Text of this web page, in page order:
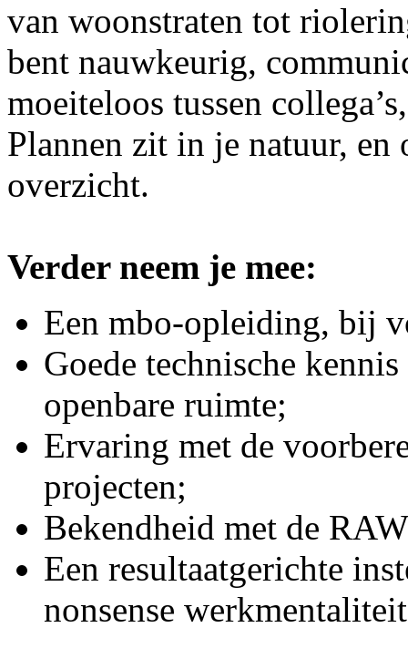
van woonstraten tot
bent nauwkeurig,
moeiteloos tussen
Plannen zit in je natuur,
overzicht.
Verder neem je mee:
Een mbo-opleiding, bij
Goede technische
openbare ruimte;
Ervaring met de
projecten;
Bekendheid met de
Een resultaatgerichte
nonsense